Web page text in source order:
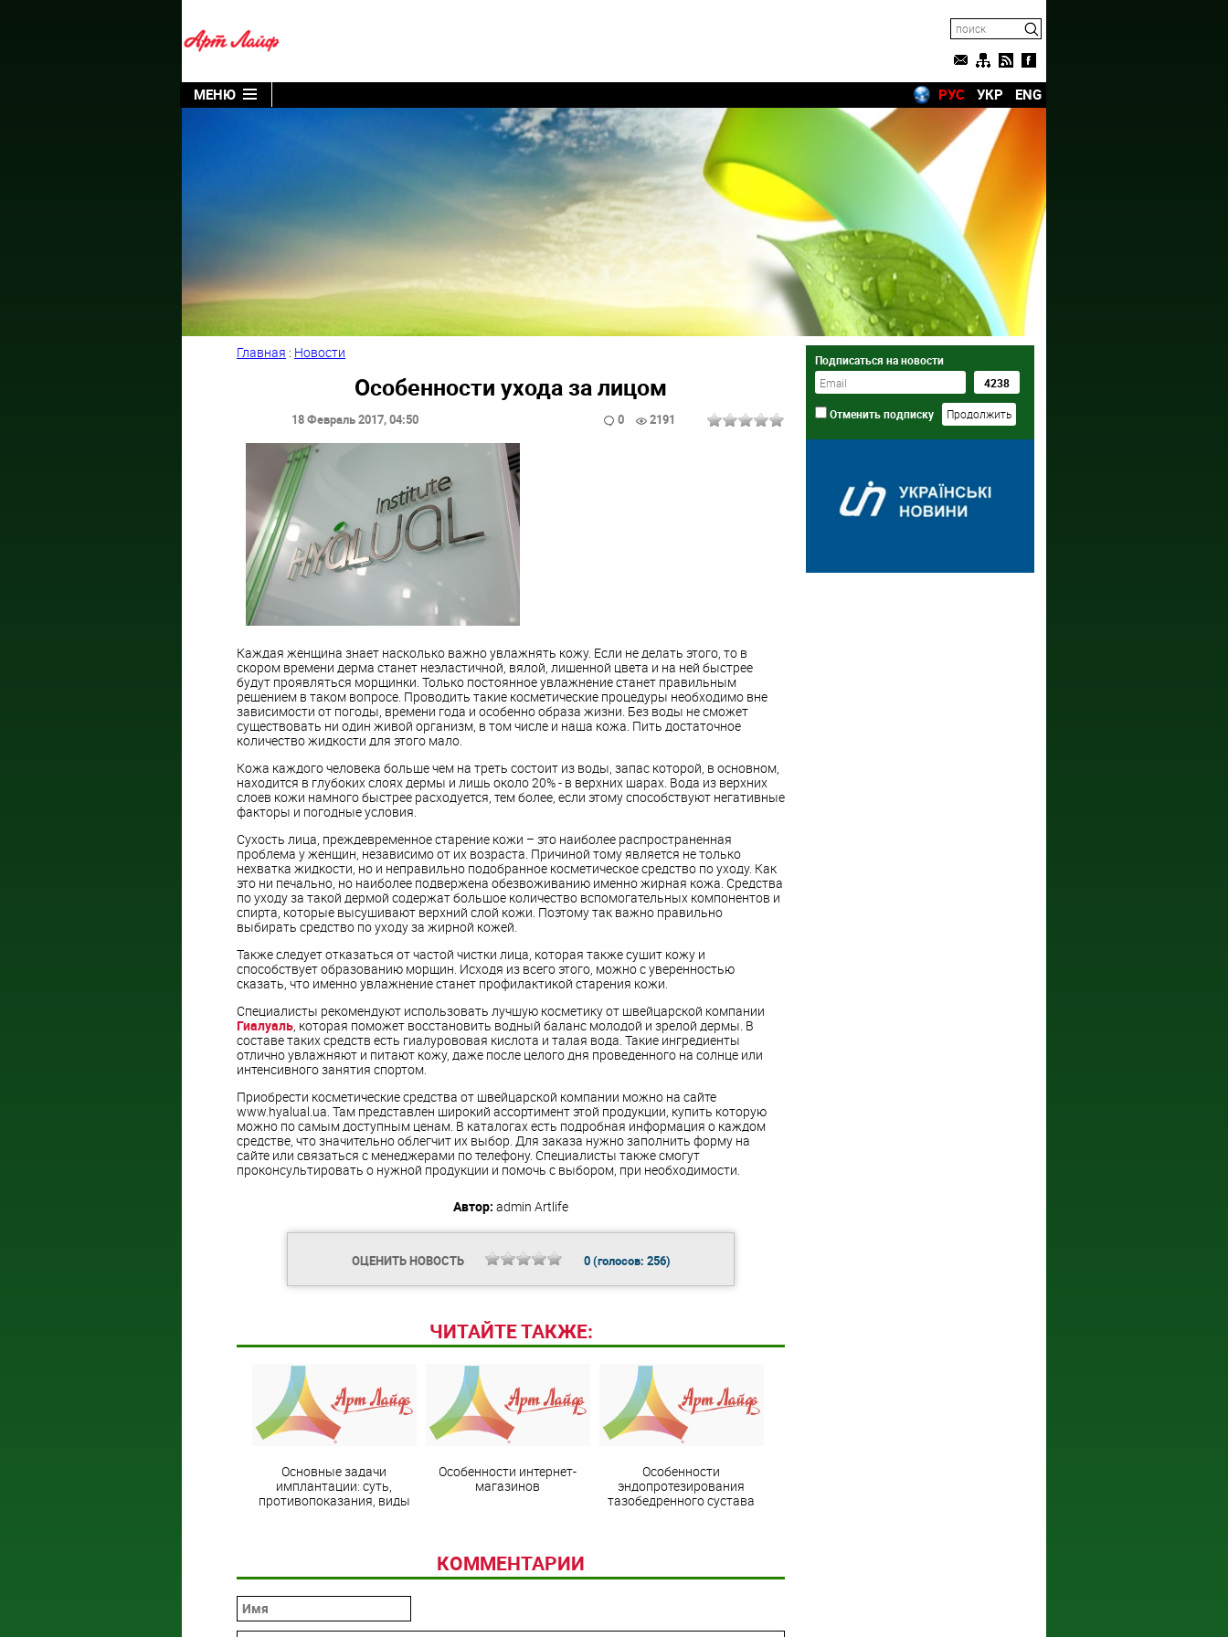
МЕНЮ РУС УКР ENG
Главная : Новости
Особенности ухода за лицом
18 Февраль 2017, 04:50 0 2191
Каждая женщина знает насколько важно увлажнять кожу. Если не делать этого, то в
скором времени дерма станет неэластичной, вялой, лишенной цвета и на ней быстрее
будут проявляться морщинки. Только постоянное увлажнение станет правильным
решением в таком вопросе. Проводить такие косметические процедуры необходимо вне
зависимости от погоды, времени года и особенно образа жизни. Без воды не сможет
существовать ни один живой организм, в том числе и наша кожа. Пить достаточное
количество жидкости для этого мало.
Кожа каждого человека больше чем на треть состоит из воды, запас которой, в основном,
находится в глубоких слоях дермы и лишь около 20% - в верхних шарах. Вода из верхних
слоев кожи намного быстрее расходуется, тем более, если этому способствуют негативные
факторы и погодные условия.
Сухость лица, преждевременное старение кожи – это наиболее распространенная
проблема у женщин, независимо от их возраста. Причиной тому является не только
нехватка жидкости, но и неправильно подобранное косметическое средство по уходу. Как
это ни печально, но наиболее подвержена обезвоживанию именно жирная кожа. Средства
по уходу за такой дермой содержат большое количество вспомогательных компонентов и
спирта, которые высушивают верхний слой кожи. Поэтому так важно правильно
выбирать средство по уходу за жирной кожей.
Также следует отказаться от частой чистки лица, которая также сушит кожу и
способствует образованию морщин. Исходя из всего этого, можно с уверенностью
сказать, что именно увлажнение станет профилактикой старения кожи.
Специалисты рекомендуют использовать лучшую косметику от швейцарской компании
Гиалуаль, которая поможет восстановить водный баланс молодой и зрелой дермы. В
составе таких средств есть гиалурововая кислота и талая вода. Такие ингредиенты
отлично увлажняют и питают кожу, даже после целого дня проведенного на солнце или
интенсивного занятия спортом.
Приобрести косметические средства от швейцарской компании можно на сайте
www.hyalual.ua. Там представлен широкий ассортимент этой продукции, купить которую
можно по самым доступным ценам. В каталогах есть подробная информация о каждом
средстве, что значительно облегчит их выбор. Для заказа нужно заполнить форму на
сайте или связаться с менеджерами по телефону. Специалисты также смогут
проконсультировать о нужной продукции и помочь с выбором, при необходимости.
Автор: admin Artlife
ОЦЕНИТЬ НОВОСТЬ 0(голосов: 256)
ЧИТАЙТЕ ТАКЖЕ:
Основные задачи
имплантации: суть,
противопоказания, виды
Особенности интернет-
магазинов
Особенности
эндопротезирования
тазобедренного сустава
КОММЕНТАРИИ
Подписаться на новости
Отменить подписку